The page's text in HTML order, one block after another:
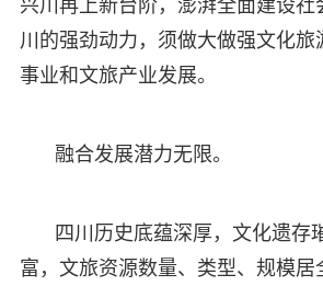
兴川再上新台阶，澎湃全面建设社
川的强劲动力，须做大做强文化旅
事业和文旅产业发展。
融合发展潜力无限。
四川历史底蕴深厚，文化遗存
富，文旅资源数量、类型、规模居